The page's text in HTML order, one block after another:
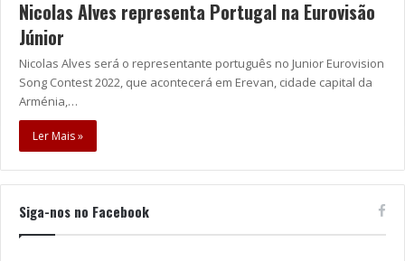
Nicolas Alves representa Portugal na Eurovisão
Júnior
Nicolas Alves será o representante português no Junior Eurovision
Song Contest 2022, que acontecerá em Erevan, cidade capital da
Arménia,…
Ler Mais »
Siga-nos no Facebook